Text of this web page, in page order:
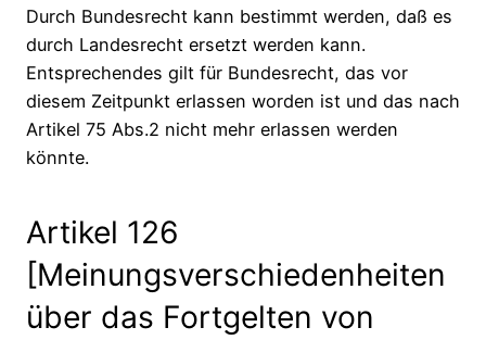
Durch Bundesrecht kann bestimmt werden, daß es
durch Landesrecht ersetzt werden kann.
Entsprechendes gilt für Bundesrecht, das vor
diesem Zeitpunkt erlassen worden ist und das nach
Artikel 75 Abs.2 nicht mehr erlassen werden
könnte.
Artikel 126
[Meinungsverschiedenheiten
über das Fortgelten von